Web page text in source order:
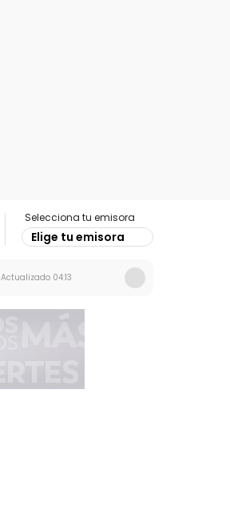
Selecciona tu emisora
Elige tu emisora
Actualizado 04:13